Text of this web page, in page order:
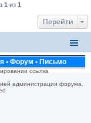
1 из 1
Перейти
• Форум • Письмо
ссылка
администрации форума.